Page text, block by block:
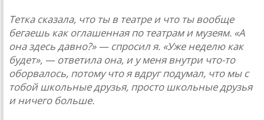
Тетка сказала, что ты в театре и что ты вообще
бегаешь как оглашенная по театрам и музеям. «А
она здесь давно?» — спросил я. «Уже неделю как
будет», — ответила она, и у меня внутри что-то
оборвалось, потому что я вдруг подумал, что мы с
тобой школьные друзья, просто школьные друзья
и ничего больше.